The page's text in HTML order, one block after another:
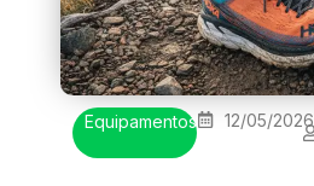
Equipamentos 12/05/2026